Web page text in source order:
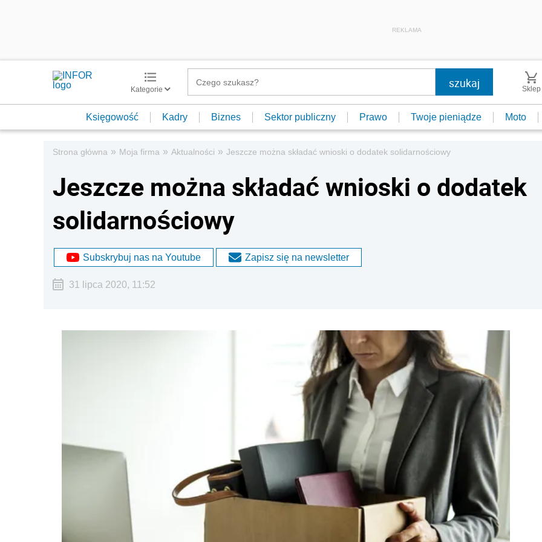
REKLAMA
Kategorie Sklep
Księgowość Kadry Biznes Sektor publiczny Prawo Twoje pieniądze Moto
Strona główna » Moja firma » Aktualności » Jeszcze można składać wnioski o dodatek solidarnościowy
Jeszcze można składać wnioski o dodatek
solidarnościowy
Subskrybuj nas na Youtube Zapisz się na newsletter
31 lipca 2020, 11:52